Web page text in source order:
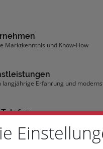
Marktkenntnis und Know-How
langjährige Erfahrung und